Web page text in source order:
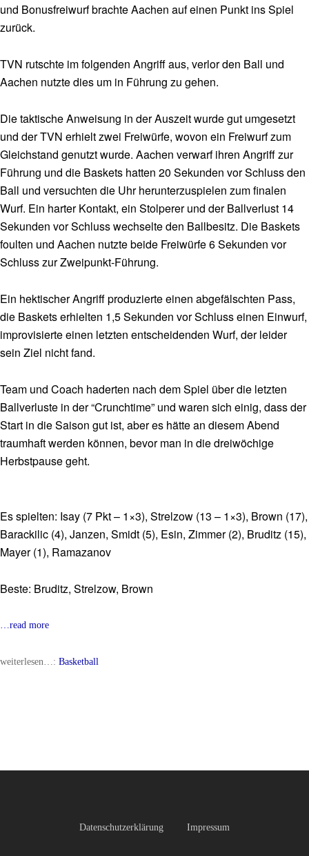
und Bonusfreiwurf brachte Aachen auf einen Punkt ins Spiel
zurück.
TVN rutschte im folgenden Angriff aus, verlor den Ball und
Aachen nutzte dies um in Führung zu gehen.
Die taktische Anweisung in der Auszeit wurde gut umgesetzt
und der TVN erhielt zwei Freiwürfe, wovon ein Freiwurf zum
Gleichstand genutzt wurde. Aachen verwarf ihren Angriff zur
Führung und die Baskets hatten 20 Sekunden vor Schluss den
Ball und versuchten die Uhr herunterzuspielen zum finalen
Wurf. Ein harter Kontakt, ein Stolperer und der Ballverlust 14
Sekunden vor Schluss wechselte den Ballbesitz. Die Baskets
foulten und Aachen nutzte beide Freiwürfe 6 Sekunden vor
Schluss zur Zweipunkt-Führung.
Ein hektischer Angriff produzierte einen abgefälschten Pass,
die Baskets erhielten 1,5 Sekunden vor Schluss einen Einwurf,
improvisierte einen letzten entscheidenden Wurf, der leider
sein Ziel nicht fand.
Team und Coach haderten nach dem Spiel über die letzten
Ballverluste in der “Crunchtime” und waren sich einig, dass der
Start in die Saison gut ist, aber es hätte an diesem Abend
traumhaft werden können, bevor man in die dreiwöchige
Herbstpause geht.
Es spielten: Isay (7 Pkt – 1×3), Strelzow (13 – 1×3), Brown (17),
Barackilic (4), Janzen, Smidt (5), Esin, Zimmer (2), Bruditz (15),
Mayer (1), Ramazanov
Beste: Bruditz, Strelzow, Brown
…read more
weiterlesen…: Basketball
Datenschutzerklärung Impressum